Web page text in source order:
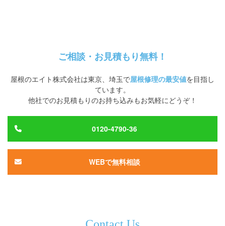
ご相談・お見積もり無料！
屋根のエイト株式会社は東京、埼玉で屋根修理の最安値を目指し
ています。
他社でのお見積もりのお持ち込みもお気軽にどうぞ！
0120-4790-36
WEBで無料相談